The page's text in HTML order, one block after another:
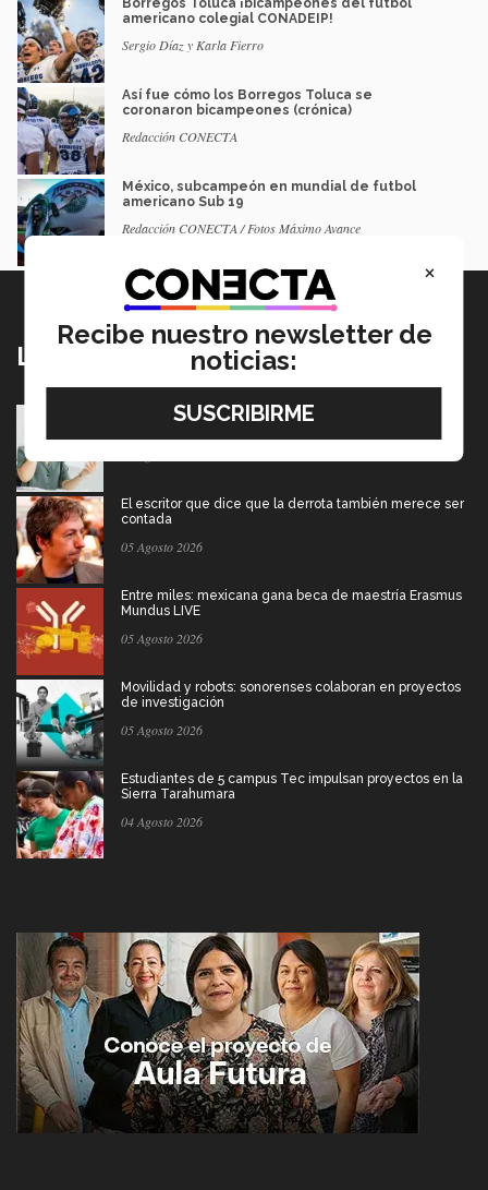
Borregos Toluca ¡bicampeones del futbol
americano colegial CONADEIP!
Sergio Díaz y Karla Fierro
Así fue cómo los Borregos Toluca se
coronaron bicampeones (crónica)
Redacción CONECTA
México, subcampeón en mundial de futbol
americano Sub 19
Redacción CONECTA / Fotos Máximo Avance
Lo más nuevo
Tec y UT Austin buscan "devolver la voz" a
El escritor que dice que la derrota también merece ser
contada
05 Agosto 2026
Entre miles: mexicana gana beca de maestría Erasmus
Mundus LIVE
05 Agosto 2026
Movilidad y robots: sonorenses colaboran en proyectos
de investigación
05 Agosto 2026
Estudiantes de 5 campus Tec impulsan proyectos en la
Sierra Tarahumara
04 Agosto 2026
×
Recibe nuestro newsletter de
noticias: